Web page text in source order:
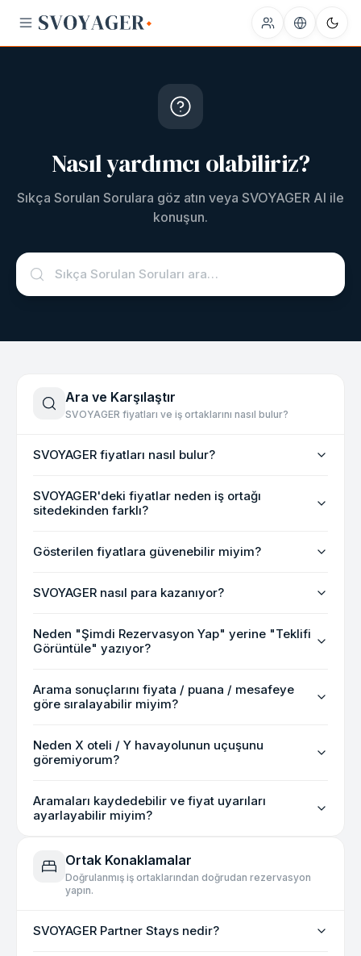
Nasıl yardımcı olabiliriz?
Sıkça Sorulan Sorulara göz atın veya SVOYAGER AI ile
konuşun.
Ara ve Karşılaştır
SVOYAGER fiyatları ve iş ortaklarını nasıl bulur?
SVOYAGER fiyatları nasıl bulur?
SVOYAGER'deki fiyatlar neden iş ortağı
sitedekinden farklı?
Gösterilen fiyatlara güvenebilir miyim?
SVOYAGER nasıl para kazanıyor?
Neden "Şimdi Rezervasyon Yap" yerine "Teklifi
Görüntüle" yazıyor?
Arama sonuçlarını fiyata / puana / mesafeye
göre sıralayabilir miyim?
Neden X oteli / Y havayolunun uçuşunu
göremiyorum?
Aramaları kaydedebilir ve fiyat uyarıları
ayarlayabilir miyim?
Ortak Konaklamalar
Doğrulanmış iş ortaklarından doğrudan rezervasyon
yapın.
SVOYAGER Partner Stays nedir?